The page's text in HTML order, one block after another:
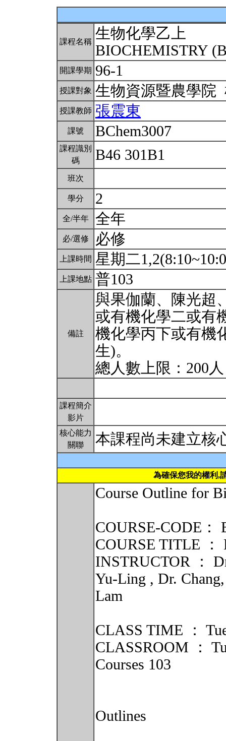
課程名稱 生物化學乙上
BIOCHEMISTRY
開課學期 96-1
授課對象 生物資源暨農學
授課教師 張震東
課號 BChem3007
課程識別
碼
B46 301B1
班次
學分 2
全/半年 全年
必/選修 必修
上課時間 星期二
上課地點 普103
備註
與果伽蘭、陳光超
或有機化學二或有
機化學丙下或有機
生)。
總人數上限：200
課程簡介
影片
核心能力
關聯
本課程尚未建立核
為確保您我的權利,
Course Outline for
COURSE-CODE：
COURSE TITLE ：
INSTRUCTOR ：
Yu-Ling , Dr.
Lam
CLASS TIME ：
CLASSROOM ：
Courses 103
Outlines